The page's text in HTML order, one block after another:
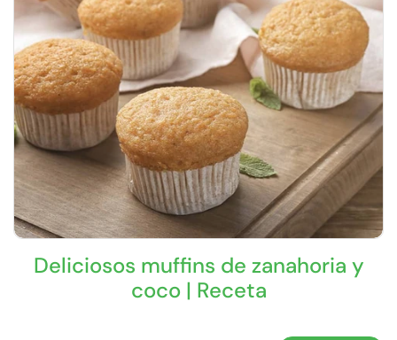
Deliciosos muffins de zanahoria y
coco | Receta